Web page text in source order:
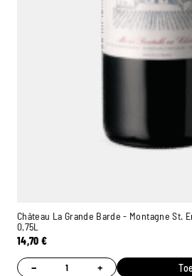
Château La Grande Barde - Montagne St.
0,75L
14,70€
− +